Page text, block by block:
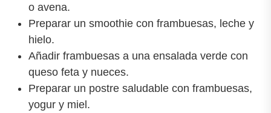
o avena.
Preparar un smoothie con frambuesas, leche y
hielo.
Añadir frambuesas a una ensalada verde con
queso feta y nueces.
Preparar un postre saludable con frambuesas,
yogur y miel.